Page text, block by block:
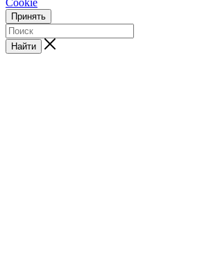
Cookie
Принять
Найти